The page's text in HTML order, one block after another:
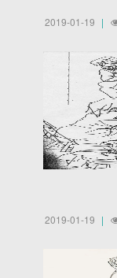
2019-01-19
2019-01-19